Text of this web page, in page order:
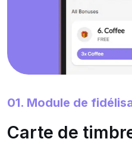
01. Module de
Carte de